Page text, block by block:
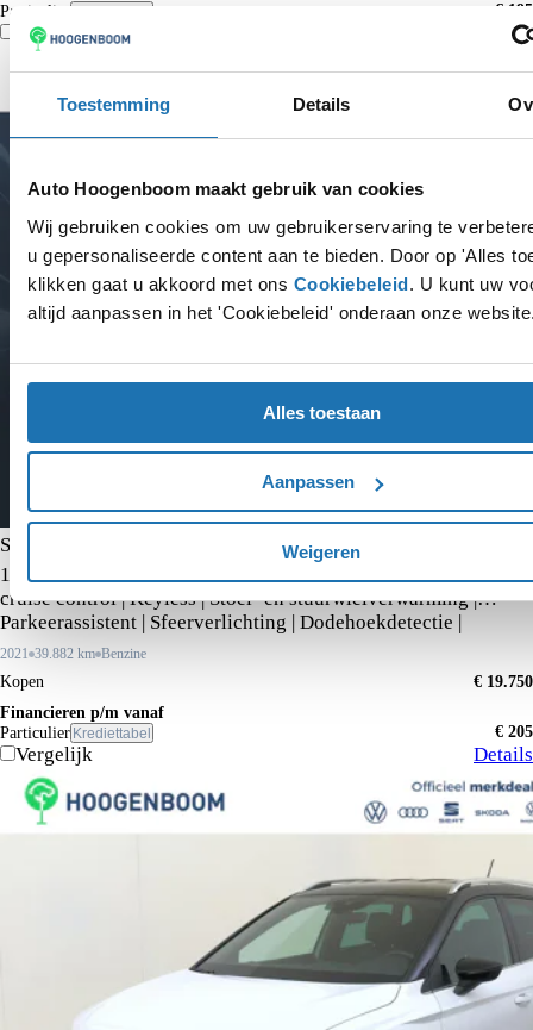
Toestemming Details
Auto Hoogenboom maakt gebruik van cookies
Wij gebruiken cookies om uw gebruikerservaring te
u gepersonaliseerde content aan te bieden. Door op 'Alles
klikken gaat u akkoord met ons Cookiebeleid. U kunt uw
altijd aanpassen in het 'Cookiebeleid' onderaan onze
Alles toestaan
Aanpassen
Weigeren
Particulier
€ 195
Vergelijk Details
SEAT Leon
1.0 TSI FR Business Intense | Achteruitrijcamera | Adaptieve
cruise control | Keyless | Stoel- en stuurwielverwarming |
Parkeerassistent | Sfeerverlichting | Dodehoekdetectie |
2021 39.882 km Benzine
Kopen
€ 19.750
Financieren p/m vanaf
Particulier Krediettabel € 205
Vergelijk Details